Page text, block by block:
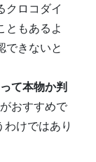
クロコダイ
ともあるよ
できないと
て本物か判
おすすめで
わけではあり